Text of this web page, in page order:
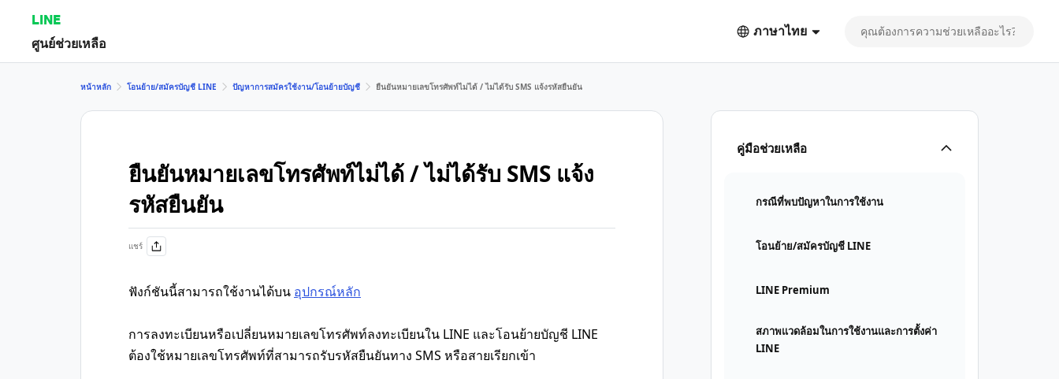
LINE
ศูนย์ช่วยเหลือ
ภาษาไทย
คู่มือช่วยเหลือ
กรณีที่พบปัญหาในการใช้งาน
โอนย้าย/สมัครบัญชี LINE
LINE Premium
สภาพแวดล้อมในการใช้งานและการตั้งค่า
LINE
หน้าหลัก โอนย้าย/สมัครบัญชี LINE ปัญหาการสมัครใช้งาน/โอนย้ายบัญชี ยืนยันหมายเลขโทรศัพท์ไม่ได้ / ไม่ได้รับ SMS แจ้งรหัสยืนยัน
ยืนยันหมายเลขโทรศัพท์ไม่ได้ / ไม่ได้รับ SMS แจ้ง
รหัสยืนยัน
แชร์
ฟังก์ชันนี้สามารถใช้งานได้บน อุปกรณ์หลัก
การลงทะเบียนหรือเปลี่ยนหมายเลขโทรศัพท์ลงทะเบียนใน LINE และโอนย้ายบัญชี LINE
ต้องใช้หมายเลขโทรศัพท์ที่สามารถรับรหัสยืนยันทาง SMS หรือสายเรียกเข้า